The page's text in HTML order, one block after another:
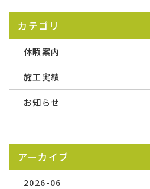
カテゴリ
休暇案内
施工実績
お知らせ
アーカイブ
2026-06